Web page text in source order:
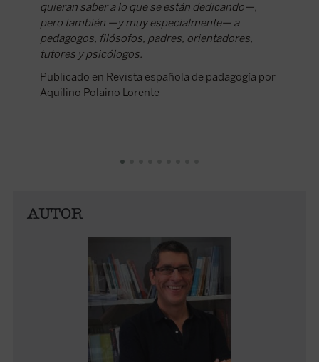
quieran saber a lo que se están dedicando—,
pero también —y muy especialmente— a
pedagogos, filósofos, padres, orientadores,
tutores y psicólogos.
Publicado en Revista española de padagogía por
Aquilino Polaino Lorente
AUTOR